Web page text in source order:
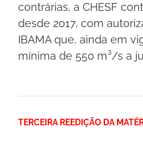
contrárias, a CHESF
desde 2017, com
IBAMA que, ainda em
mínima de 550 m³/s a
TERCEIRA REEDIÇÃO DA